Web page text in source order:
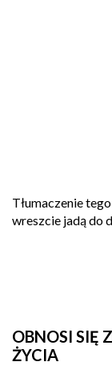
Tłumaczenie
wreszcie jadą do
OBNOSI SIĘ
ŻYCIA